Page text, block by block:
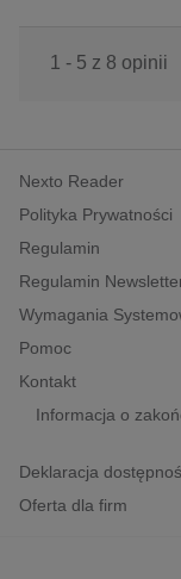
1 - 5 z 8 opinii
Nexto Reader
Polityka Prywatności
Regulamin
Regulamin
Wymagania
Pomoc
Kontakt
Informacja o
Deklaracja
Oferta dla firm